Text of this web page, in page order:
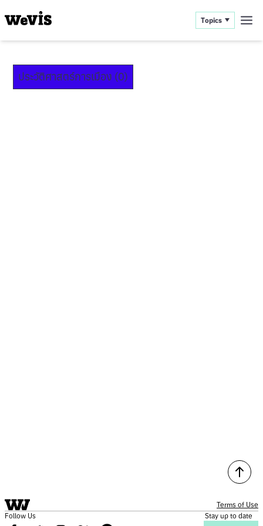
Topics
ประวัติศาสตร์การเมือง (0)
Terms of Use
Follow Us
Stay up to date